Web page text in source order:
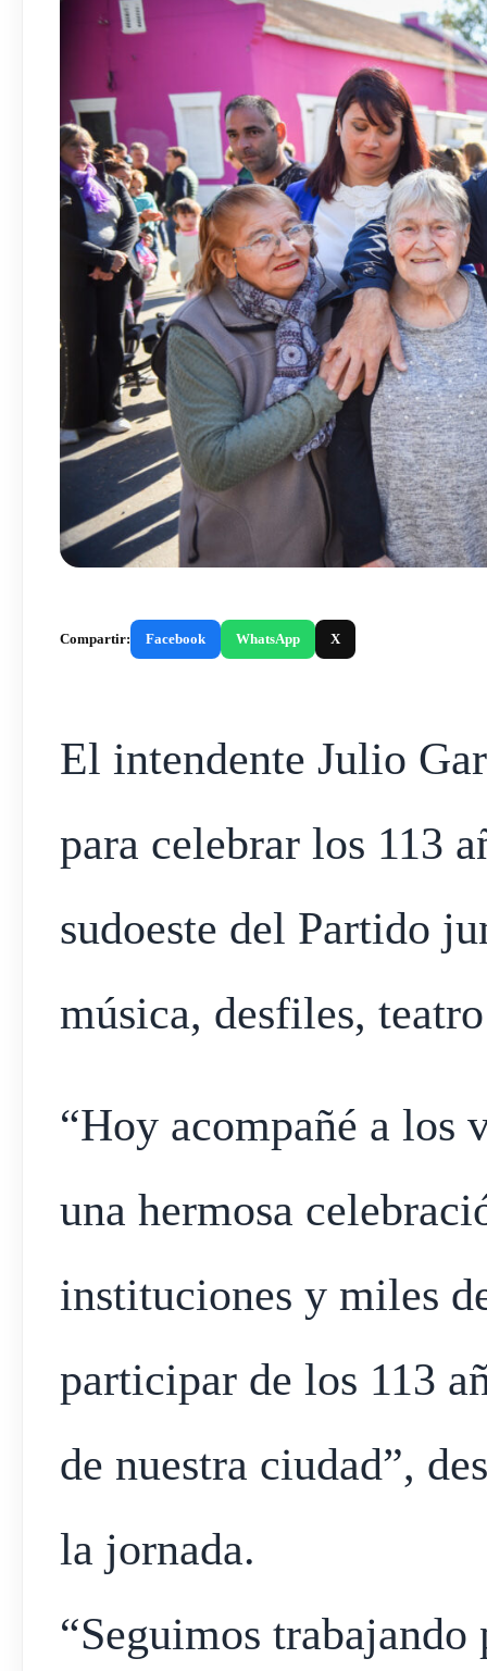
Compartir: Facebook WhatsApp X
El intendente Julio
para celebrar los 113
sudoeste del Partido
música, desfiles,
“Hoy acompañé a los
una hermosa
instituciones y miles
participar de los 113
de nuestra ciudad”,
la jornada.
“Seguimos